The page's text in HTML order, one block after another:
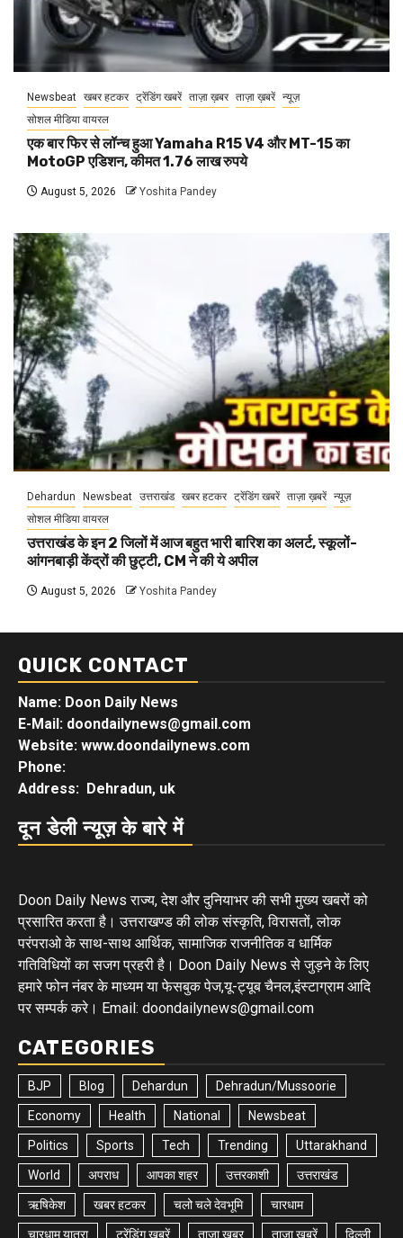
Newsbeat खबर हटकर ट्रेंडिंग खबरें ताज़ा ख़बर ताज़ा ख़बरें न्यूज़
सोशल मीडिया वायरल
एक बार फिर से लॉन्च हुआ Yamaha R15 V4 और MT-15 का
MotoGP एडिशन, कीमत 1.76 लाख रुपये
August 5, 2026 Yoshita Pandey
Dehardun Newsbeat उत्तराखंड खबर हटकर ट्रेंडिंग खबरें ताज़ा ख़बरें न्यूज़
सोशल मीडिया वायरल
उत्तराखंड के इन 2 जिलों में आज बहुत भारी बारिश का अलर्ट, स्कूलों-
आंगनबाड़ी केंद्रों की छुट्टी, CM ने की ये अपील
August 5, 2026 Yoshita Pandey
QUICK CONTACT
Name: Doon Daily News
E-Mail: doondailynews@gmail.com
Website: www.doondailynews.com
Phone:
Address: Dehradun, uk
दून डेली न्यूज़ के बारे में
Doon Daily News राज्य, देश और दुनियाभर की सभी मुख्य खबरों को
प्रसारित करता है। उत्तराखण्ड की लोक संस्कृति, विरासतों, लोक
परंपराओ के साथ-साथ आर्थिक, सामाजिक राजनीतिक व धार्मिक
गतिविधियों का सजग प्रहरी है। Doon Daily News से जुड़ने के लिए
हमारे फोन नंबर के माध्यम या फेसबुक पेज,यू-ट्यूब चैनल,इंस्टाग्राम आदि
पर सम्पर्क करे। Email: doondailynews@gmail.com
CATEGORIES
BJP Blog Dehardun Dehradun/Mussoorie
Economy Health National Newsbeat
Politics Sports Tech Trending Uttarakhand
World अपराध आपका शहर उत्तरकाशी उत्तराखंड
ऋषिकेश खबर हटकर चलो चले देवभूमि चारधाम
चारधाम यात्रा ट्रेंडिंग खबरें ताज़ा ख़बर ताज़ा ख़बरें दिल्ली